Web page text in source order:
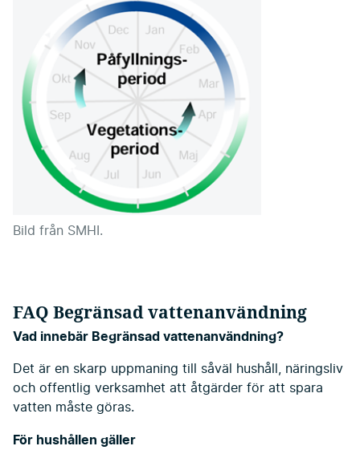
Bild från SMHI.
FAQ Begränsad vattenanvändning
Vad innebär Begränsad vattenanvändning?
Det är en skarp uppmaning till såväl hushåll, näringsliv
och offentlig verksamhet att åtgärder för att spara
vatten måste göras.
För hushållen gäller